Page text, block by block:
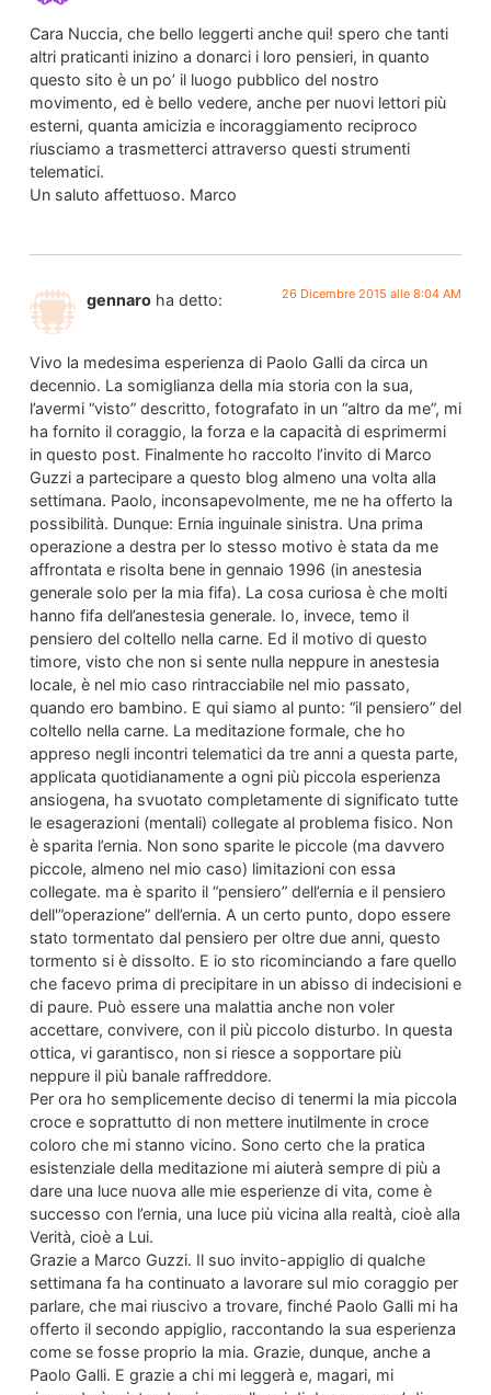
Cara Nuccia, che bello leggerti anche qui! spero che tanti
altri praticanti inizino a donarci i loro pensieri, in quanto
questo sito è un po’ il luogo pubblico del nostro
movimento, ed è bello vedere, anche per nuovi lettori più
esterni, quanta amicizia e incoraggiamento reciproco
riusciamo a trasmetterci attraverso questi strumenti
telematici.
Un saluto affettuoso. Marco
gennaro ha detto: 26 Dicembre 2015 alle 8:04 AM
Vivo la medesima esperienza di Paolo Galli da circa un
decennio. La somiglianza della mia storia con la sua,
l’avermi “visto” descritto, fotografato in un “altro da me”, mi
ha fornito il coraggio, la forza e la capacità di esprimermi
in questo post. Finalmente ho raccolto l’invito di Marco
Guzzi a partecipare a questo blog almeno una volta alla
settimana. Paolo, inconsapevolmente, me ne ha offerto la
possibilità. Dunque: Ernia inguinale sinistra. Una prima
operazione a destra per lo stesso motivo è stata da me
affrontata e risolta bene in gennaio 1996 (in anestesia
generale solo per la mia fifa). La cosa curiosa è che molti
hanno fifa dell’anestesia generale. Io, invece, temo il
pensiero del coltello nella carne. Ed il motivo di questo
timore, visto che non si sente nulla neppure in anestesia
locale, è nel mio caso rintracciabile nel mio passato,
quando ero bambino. E qui siamo al punto: “il pensiero” del
coltello nella carne. La meditazione formale, che ho
appreso negli incontri telematici da tre anni a questa parte,
applicata quotidianamente a ogni più piccola esperienza
ansiogena, ha svuotato completamente di significato tutte
le esagerazioni (mentali) collegate al problema fisico. Non
è sparita l’ernia. Non sono sparite le piccole (ma davvero
piccole, almeno nel mio caso) limitazioni con essa
collegate. ma è sparito il “pensiero” dell’ernia e il pensiero
dell'”operazione” dell’ernia. A un certo punto, dopo essere
stato tormentato dal pensiero per oltre due anni, questo
tormento si è dissolto. E io sto ricominciando a fare quello
che facevo prima di precipitare in un abisso di indecisioni e
di paure. Può essere una malattia anche non voler
accettare, convivere, con il più piccolo disturbo. In questa
ottica, vi garantisco, non si riesce a sopportare più
neppure il più banale raffreddore.
Per ora ho semplicemente deciso di tenermi la mia piccola
croce e soprattutto di non mettere inutilmente in croce
coloro che mi stanno vicino. Sono certo che la pratica
esistenziale della meditazione mi aiuterà sempre di più a
dare una luce nuova alle mie esperienze di vita, come è
successo con l’ernia, una luce più vicina alla realtà, cioè alla
Verità, cioè a Lui.
Grazie a Marco Guzzi. Il suo invito-appiglio di qualche
settimana fa ha continuato a lavorare sul mio coraggio per
parlare, che mai riuscivo a trovare, finché Paolo Galli mi ha
offerto il secondo appiglio, raccontando la sua esperienza
come se fosse proprio la mia. Grazie, dunque, anche a
Paolo Galli. E grazie a chi mi leggerà e, magari, mi